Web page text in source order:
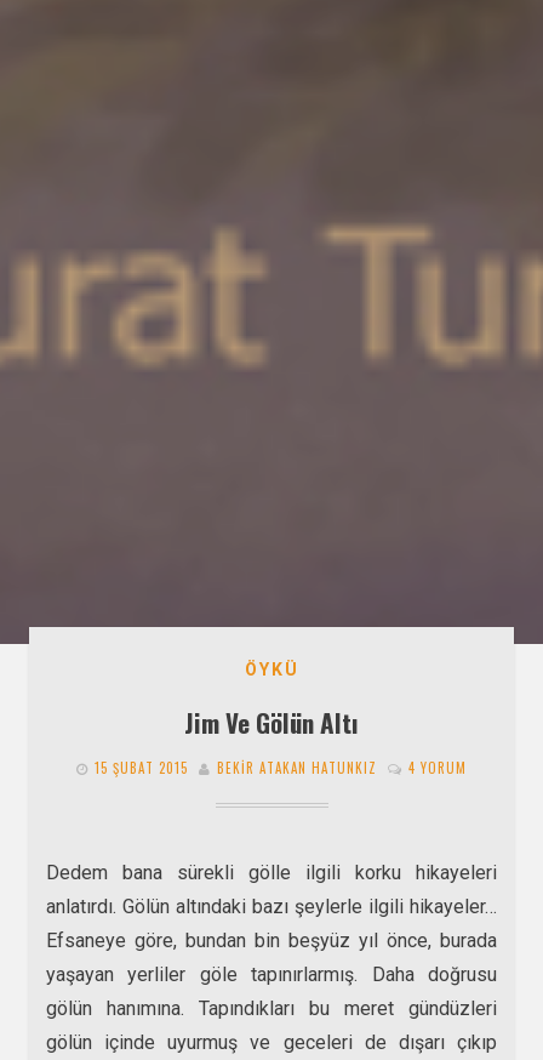
ÖYKÜ
Jim Ve Gölün Altı
15 ŞUBAT 2015 BEKIR ATAKAN HATUNKIZ 4 YORUM
Dedem bana sürekli gölle ilgili korku hikayeleri
anlatırdı. Gölün altındaki bazı şeylerle ilgili hikayeler…
Efsaneye göre, bundan bin beşyüz yıl önce, burada
yaşayan yerliler göle tapınırlarmış. Daha doğrusu
gölün hanımına. Tapındıkları bu meret gündüzleri
gölün içinde uyurmuş ve geceleri de dışarı çıkıp